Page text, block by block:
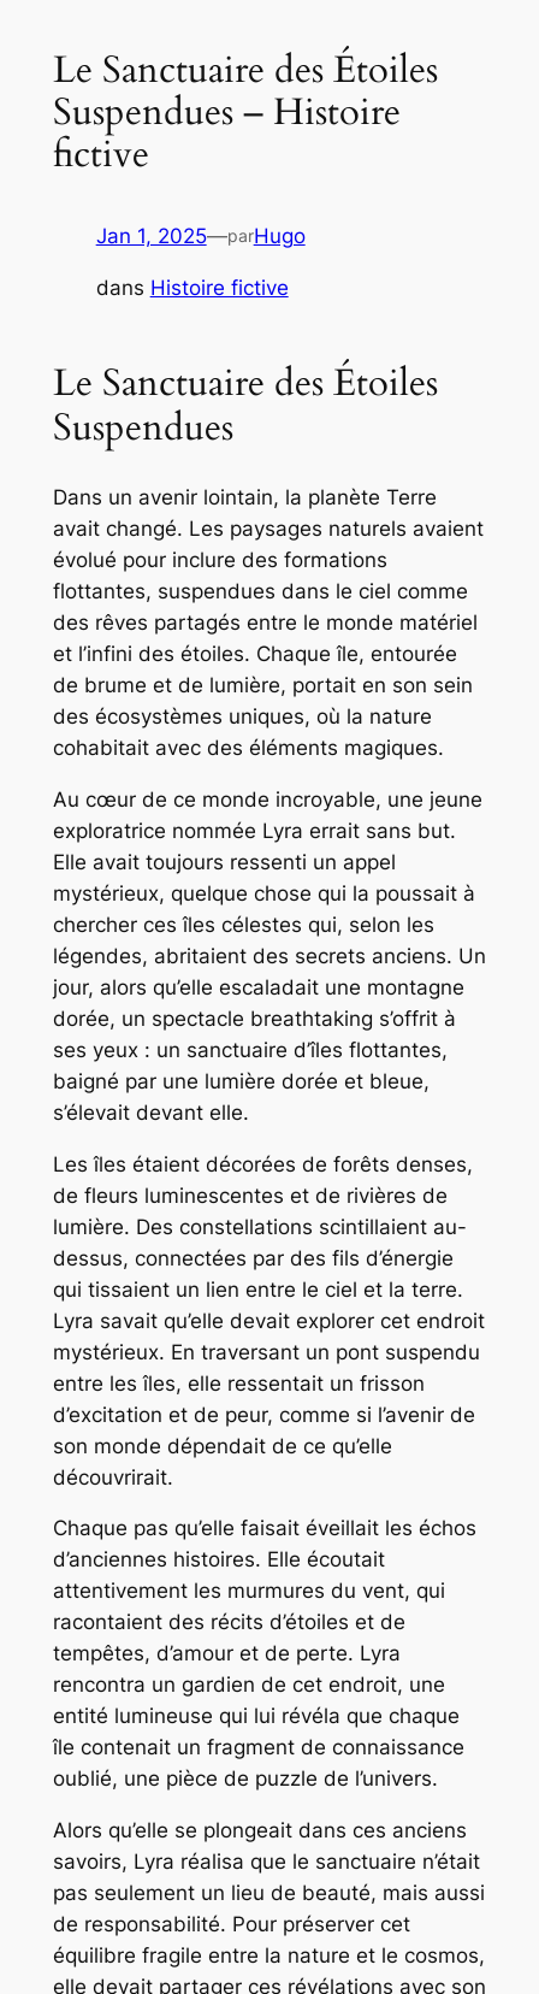
Le Sanctuaire des Étoiles
Suspendues – Histoire
fictive
Jan 1, 2025—parHugo
dans Histoire fictive
Le Sanctuaire des Étoiles
Suspendues
Dans un avenir lointain, la planète Terre
avait changé. Les paysages naturels avaient
évolué pour inclure des formations
flottantes, suspendues dans le ciel comme
des rêves partagés entre le monde matériel
et l’infini des étoiles. Chaque île, entourée
de brume et de lumière, portait en son sein
des écosystèmes uniques, où la nature
cohabitait avec des éléments magiques.
Au cœur de ce monde incroyable, une jeune
exploratrice nommée Lyra errait sans but.
Elle avait toujours ressenti un appel
mystérieux, quelque chose qui la poussait à
chercher ces îles célestes qui, selon les
légendes, abritaient des secrets anciens. Un
jour, alors qu’elle escaladait une montagne
dorée, un spectacle breathtaking s’offrit à
ses yeux : un sanctuaire d’îles flottantes,
baigné par une lumière dorée et bleue,
s’élevait devant elle.
Les îles étaient décorées de forêts denses,
de fleurs luminescentes et de rivières de
lumière. Des constellations scintillaient au-
dessus, connectées par des fils d’énergie
qui tissaient un lien entre le ciel et la terre.
Lyra savait qu’elle devait explorer cet endroit
mystérieux. En traversant un pont suspendu
entre les îles, elle ressentait un frisson
d’excitation et de peur, comme si l’avenir de
son monde dépendait de ce qu’elle
découvrirait.
Chaque pas qu’elle faisait éveillait les échos
d’anciennes histoires. Elle écoutait
attentivement les murmures du vent, qui
racontaient des récits d’étoiles et de
tempêtes, d’amour et de perte. Lyra
rencontra un gardien de cet endroit, une
entité lumineuse qui lui révéla que chaque
île contenait un fragment de connaissance
oublié, une pièce de puzzle de l’univers.
Alors qu’elle se plongeait dans ces anciens
savoirs, Lyra réalisa que le sanctuaire n’était
pas seulement un lieu de beauté, mais aussi
de responsabilité. Pour préserver cet
équilibre fragile entre la nature et le cosmos,
elle devait partager ces révélations avec son